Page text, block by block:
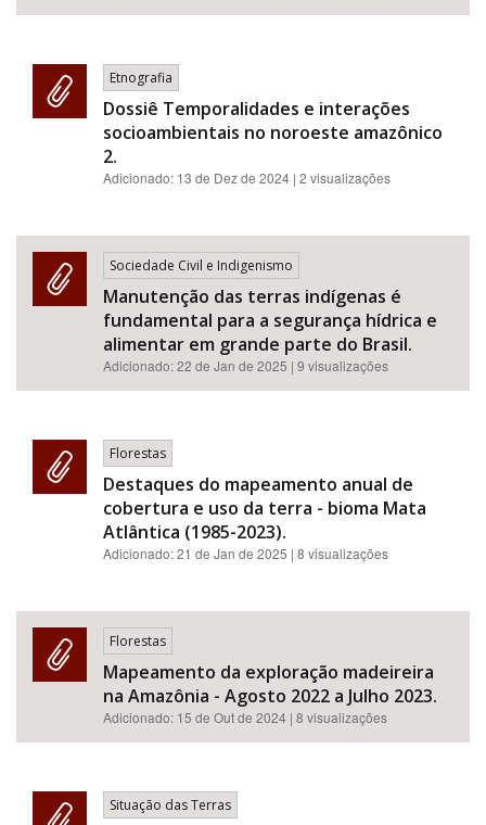
Etnografia
Dossiê Temporalidades e interações
socioambientais no noroeste amazônico
2.
Adicionado: 13 de Dez de 2024 | 2 visualizações
Sociedade Civil e Indigenismo
Manutenção das terras indígenas é
fundamental para a segurança hídrica e
alimentar em grande parte do Brasil.
Adicionado:22 de Jan de 2025 | 9 visualizações
Florestas
Destaques do mapeamento anual de
cobertura e uso da terra - bioma Mata
Atlântica (1985-2023).
Adicionado:21 de Jan de 2025 | 8 visualizações
Florestas
Mapeamento da exploração madeireira
na Amazônia - Agosto 2022 a Julho 2023.
Adicionado: 15 de Out de 2024 | 8 visualizações
Situação das Terras